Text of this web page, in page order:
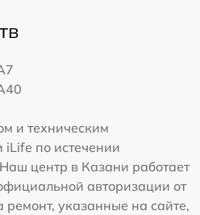
и техническим
по истечении
центр в Казани работает
авторизации от
указанные на сайте,